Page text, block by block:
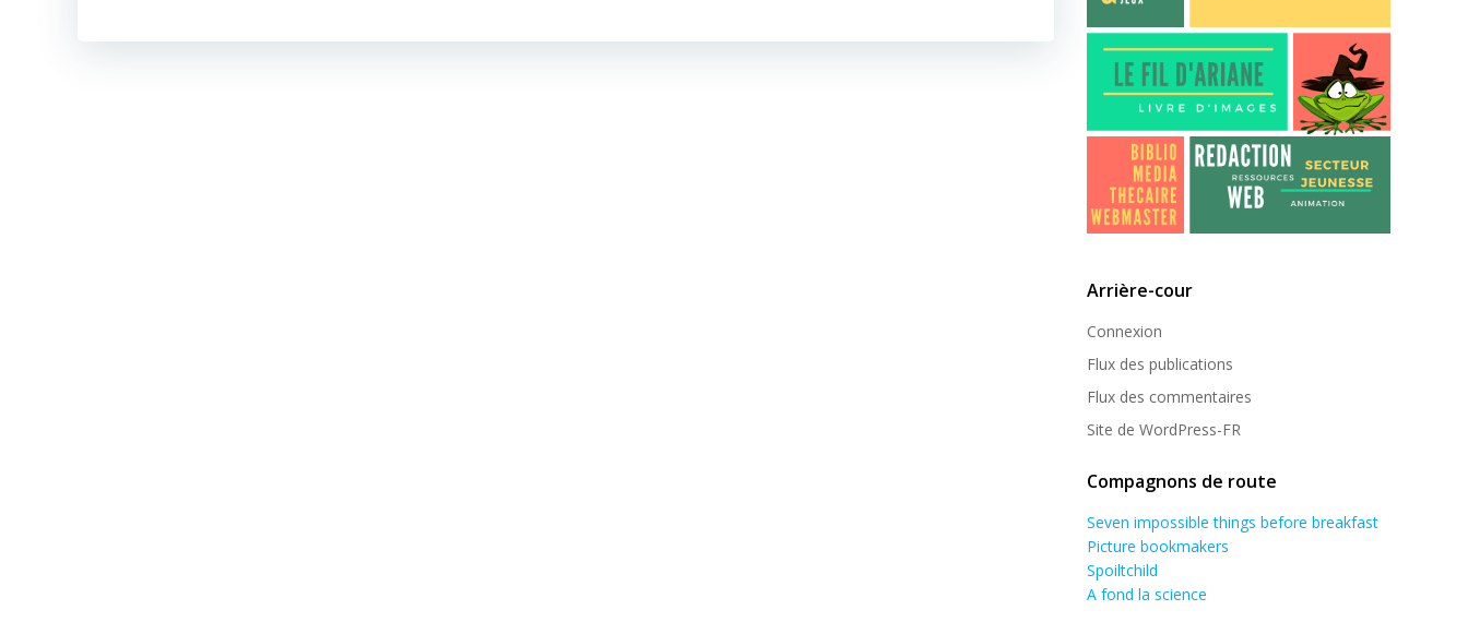
Arrière-cour
Connexion
Flux des publications
Flux des commentaires
Site de WordPress-FR
Compagnons de route
Seven impossible things before breakfast
Picture bookmakers
Spoiltchild
A fond la science